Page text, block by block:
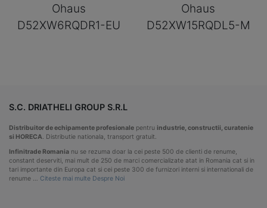
Ohaus
D52XW6RQDR1-EU
Ohaus
D52XW15RQDL5-M
S.C. DRIATHELI GROUP S.R.L
Distribuitor de echipamente profesionale pentru industrie, constructii, curatenie
si HORECA . Distributie nationala, transport gratuit.
Infinitrade Romania nu se rezuma doar la cei peste 500 de clienti de renume,
constant deserviti, mai mult de 250 de marci comercializate atat in Romania cat si in
tari importante din Europa cat si cei peste 300 de furnizori interni si internationali de
renume … Citeste mai multe Despre Noi